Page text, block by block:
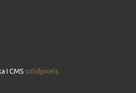
I CMS solidpixels.